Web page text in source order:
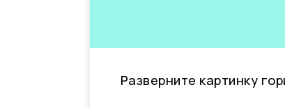
Разверните картинку